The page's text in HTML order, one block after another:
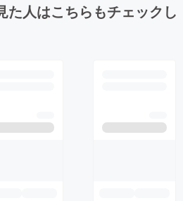
た人はこちらもチェックし